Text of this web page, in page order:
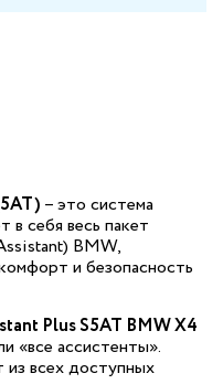
– это система
себя весь пакет
BMW,
и безопасность
Plus S5AT BMW X4
«все ассистенты».
всех доступных